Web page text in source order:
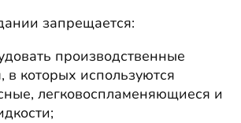
запрещается:
производственные
которых используются
легковоспламеняющиеся и